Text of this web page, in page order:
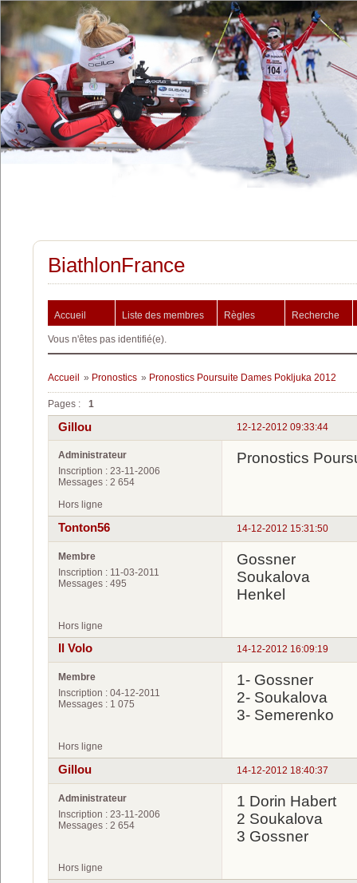
BiathlonFrance
Accueil Liste des membres Règles Recherche
Vous n'êtes pas identifié(e).
Accueil » Pronostics » Pronostics Poursuite Dames Pokljuka 2012
Pages : 1
12-12-2012 09:33:44
Gillou
Administrateur
Inscription : 23-11-2006
Messages : 2 654
Pronostics
Hors ligne
14-12-2012 15:31:50
Tonton56
Membre
Inscription : 11-03-2011
Messages : 495
Gossner
Soukalova
Henkel
Hors ligne
14-12-2012 16:09:19
Il Volo
Membre
Inscription : 04-12-2011
Messages : 1 075
1- Gossner
2- Soukalova
3- Semerenko
Hors ligne
14-12-2012 18:40:37
Gillou
Administrateur
Inscription : 23-11-2006
Messages : 2 654
1 Dorin Habert
2 Soukalova
3 Gossner
Hors ligne